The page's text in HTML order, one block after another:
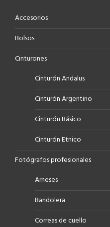
Accesorios
Bolsos
Cinturones
Cinturón Andalus
Cinturón Argentino
Cinturón Básico
Cinturón Etnico
Fotógrafos profesionales
Arneses
Bandolera
Correas de cuello